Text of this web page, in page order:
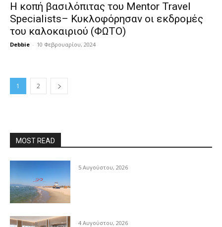
Η κοπή βασιλόπιτας του Mentor Travel
Specialists– Κυκλοφόρησαν οι εκδρομές
του καλοκαιριού (ΦΩΤΟ)
Debbie - 10 Φεβρουαρίου, 2024
1 2
MOST READ
5 Αυγούστου, 2026
4 Αυγούστου, 2026